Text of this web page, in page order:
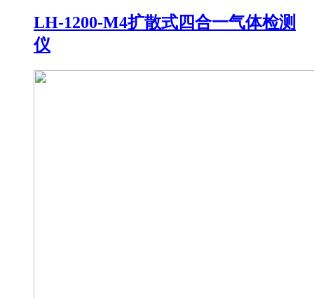
LH-1200-M4扩散式四合一气体检测
仪